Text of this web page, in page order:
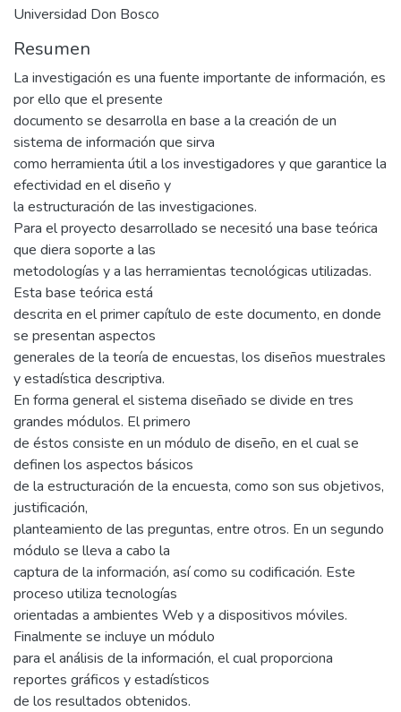
Universidad Don Bosco
Resumen
La investigación es una fuente importante de información, es
por ello que el presente
documento se desarrolla en base a la creación de un
sistema de información que sirva
como herramienta útil a los investigadores y que garantice la
efectividad en el diseño y
la estructuración de las investigaciones.
Para el proyecto desarrollado se necesitó una base teórica
que diera soporte a las
metodologías y a las herramientas tecnológicas utilizadas.
Esta base teórica está
descrita en el primer capítulo de este documento, en donde
se presentan aspectos
generales de la teoría de encuestas, los diseños muestrales
y estadística descriptiva.
En forma general el sistema diseñado se divide en tres
grandes módulos. El primero
de éstos consiste en un módulo de diseño, en el cual se
definen los aspectos básicos
de la estructuración de la encuesta, como son sus objetivos,
justificación,
planteamiento de las preguntas, entre otros. En un segundo
módulo se lleva a cabo la
captura de la información, así como su codificación. Este
proceso utiliza tecnologías
orientadas a ambientes Web y a dispositivos móviles.
Finalmente se incluye un módulo
para el análisis de la información, el cual proporciona
reportes gráficos y estadísticos
de los resultados obtenidos.